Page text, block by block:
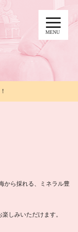
MENU
から採れる、ミネラル豊
しみいただけます。